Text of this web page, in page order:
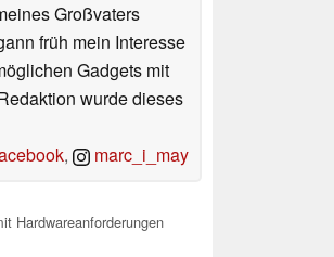
Großvaters
früh mein Interesse
Gadgets mit
wurde dieses
, marc_i_may
Hardwareanforderungen